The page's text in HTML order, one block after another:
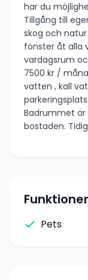
har du
Tillgång till
skog och
fönster åt alla
vardagsrum
7500 kr /
vatten , kall
Badrummet är
bostaden.
Funktioner
Pets